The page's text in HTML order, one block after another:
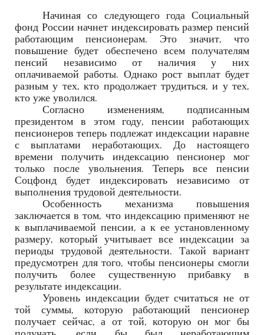
Начиная со следующего года Социальный
фонд России начнет индексировать размер пенсий
работающим пенсионерам. Это значит, что
повышение будет обеспечено всем получателям
пенсий независимо от наличия у них
оплачиваемой работы. Однако рост выплат будет
разным у тех, кто продолжает трудиться, и у тех,
кто уже уволился.
Согласно изменениям, подписанным
президентом в этом году, пенсии работающих
пенсионеров теперь подлежат индексации наравне
с выплатами неработающих. До настоящего
времени получить индексацию пенсионер мог
только после увольнения. Теперь все пенсии
Соцфонд будет индексировать независимо от
выполнения трудовой деятельности.
Особенность механизма повышения
заключается в том, что индексацию применяют не
к выплачиваемой пенсии, а к ее установленному
размеру, который учитывает все индексации за
периоды трудовой деятельности. Такой вариант
предусмотрен для того, чтобы пенсионеры смогли
получить более существенную прибавку в
результате индексации.
Уровень индексации будет считаться не от
той суммы, которую работающий пенсионер
получает сейчас, а от той, которую он мог бы
получать, если бы был неработающим